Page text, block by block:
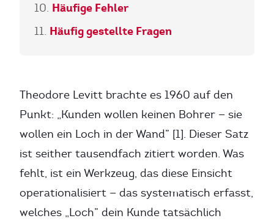
Häufige Fehler
Häufig gestellte Fragen
Theodore Levitt brachte es 1960 auf den
Punkt: „Kunden wollen keinen Bohrer — sie
wollen ein Loch in der Wand” [1]. Dieser Satz
ist seither tausendfach zitiert worden. Was
fehlt, ist ein Werkzeug, das diese Einsicht
operationalisiert — das systematisch erfasst,
welches „Loch” dein Kunde tatsächlich